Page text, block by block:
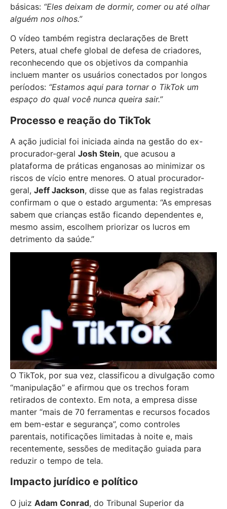
básicas: “Eles deixam de dormir, comer ou até olhar
alguém nos olhos.”
O vídeo também registra declarações de Brett
Peters, atual chefe global de defesa de criadores,
reconhecendo que os objetivos da companhia
incluem manter os usuários conectados por longos
períodos: “Estamos aqui para tornar o TikTok um
espaço do qual você nunca queira sair.”
Processo e reação do TikTok
A ação judicial foi iniciada ainda na gestão do ex-
procurador-geral Josh Stein, que acusou a
plataforma de práticas enganosas ao minimizar os
riscos de vício entre menores. O atual procurador-
geral, Jeff Jackson, disse que as falas registradas
confirmam o que o estado argumenta: “As empresas
sabem que crianças estão ficando dependentes e,
mesmo assim, escolhem priorizar os lucros em
detrimento da saúde.”
O TikTok, por sua vez, classificou a divulgação como
“manipulação” e afirmou que os trechos foram
retirados de contexto. Em nota, a empresa disse
manter “mais de 70 ferramentas e recursos focados
em bem-estar e segurança”, como controles
parentais, notificações limitadas à noite e, mais
recentemente, sessões de meditação guiada para
reduzir o tempo de tela.
Impacto jurídico e político
O juiz Adam Conrad, do Tribunal Superior da